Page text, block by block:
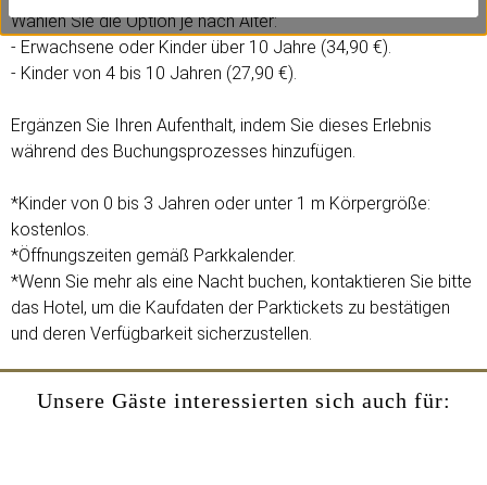
Wählen Sie die Option je nach Alter:
- Erwachsene oder Kinder über 10 Jahre (34,90 €).
- Kinder von 4 bis 10 Jahren (27,90 €).
Ergänzen Sie Ihren Aufenthalt, indem Sie dieses Erlebnis
während des Buchungsprozesses hinzufügen.
*Kinder von 0 bis 3 Jahren oder unter 1 m Körpergröße:
kostenlos.
*Öffnungszeiten gemäß Parkkalender.
*Wenn Sie mehr als eine Nacht buchen, kontaktieren Sie bitte
das Hotel, um die Kaufdaten der Parktickets zu bestätigen
und deren Verfügbarkeit sicherzustellen.
Unsere Gäste interessierten sich auch für: